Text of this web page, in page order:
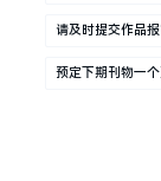
请及时提交作品
预定下期刊物一